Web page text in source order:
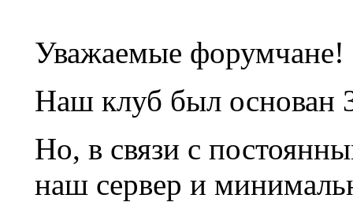
Уважаемые форумчане!
Наш клуб был основан
Но, в связи с
наш сервер и